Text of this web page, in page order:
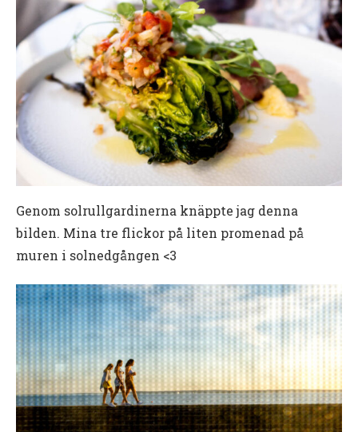
Genom solrullgardinerna knäppte jag denna
bilden. Mina tre flickor på liten promenad på
muren i solnedgången <3